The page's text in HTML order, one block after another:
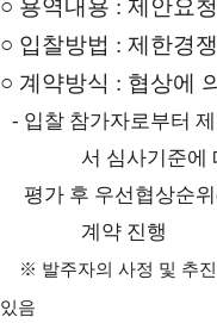
○ 용역내용 : 제안요
○ 입찰방법 : 제한경
○ 계약방식 : 협상에
- 입찰 참가자로부터
서 심사기준에
평가 후 우선협상순위
계약 진행
※ 발주자의 사정 및 추
있음